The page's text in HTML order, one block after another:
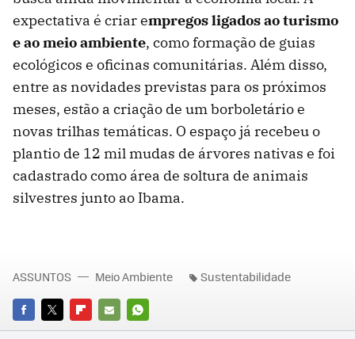
expectativa é criar empregos ligados ao turismo
e ao meio ambiente, como formação de guias
ecológicos e oficinas comunitárias. Além disso,
entre as novidades previstas para os próximos
meses, estão a criação de um borboletário e
novas trilhas temáticas. O espaço já recebeu o
plantio de 12 mil mudas de árvores nativas e foi
cadastrado como área de soltura de animais
silvestres junto ao Ibama.
FACEBOOK
TWITTERFLIPBOARD
E-
WHATSAPP
ASSUNTOS Meio Ambiente Sustentabilidade